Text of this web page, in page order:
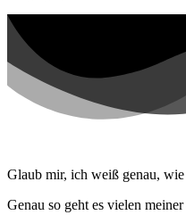
Glaub mir, ich weiß genau,
Genau so geht es vielen